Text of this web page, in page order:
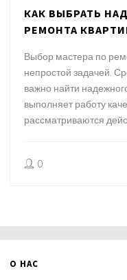
КАК ВЫБРАТЬ
РЕМОНТА
Выбор мастера по
непростой задачей.
важно найти
выполняет работу
рассматриваются
выборе. Будет полезно
0
О НАС